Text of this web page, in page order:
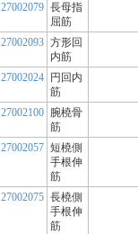
27002079 長母指
屈筋
27002093 方形回
内筋
27002024
円回内
筋
27002100 腕橈骨
筋
27002057 短橈側
手根伸
筋
27002075 長橈側
手根伸
筋